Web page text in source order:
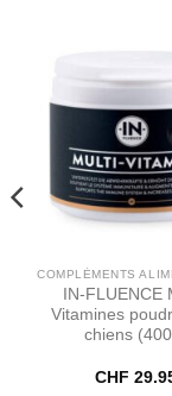
COMPLÉMENTS
IN​-​FLUENCE
Vitamines
chiens
CHF